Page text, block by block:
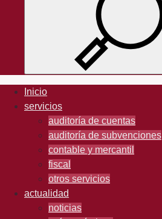
Inicio
servicios
auditoría de cuentas
auditoría de subvenciones
contable y mercantil
fiscal
otros servicios
actualidad
noticias